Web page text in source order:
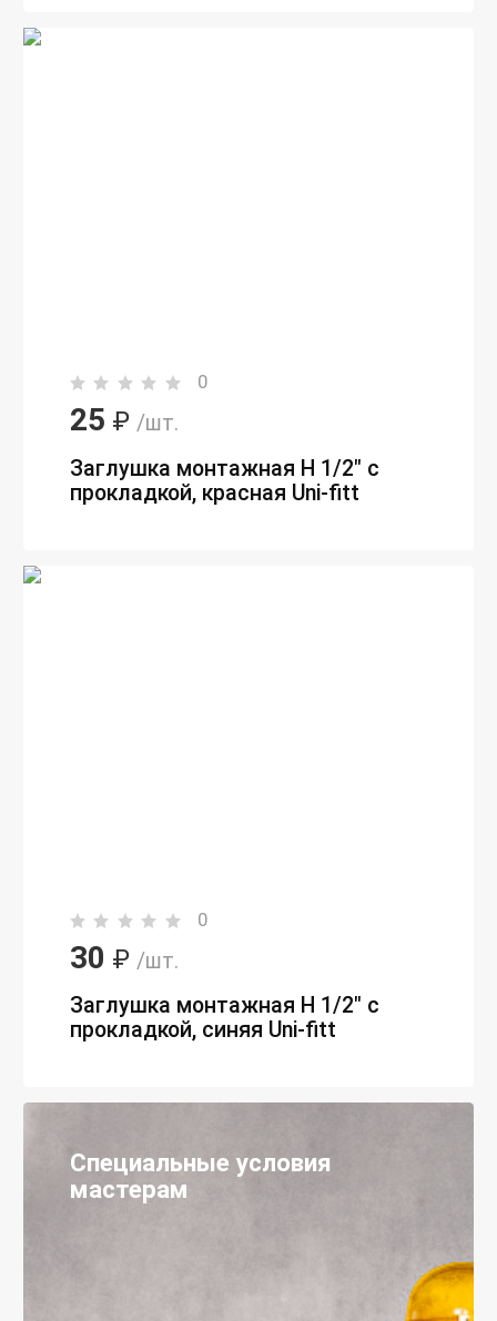
0
25 ₽ /шт.
Заглушка монтажная Н 1/2" с
прокладкой, красная Uni-fitt
0
30 ₽ /шт.
Заглушка монтажная Н 1/2" с
прокладкой, синяя Uni-fitt
Специальные условия
мастерам